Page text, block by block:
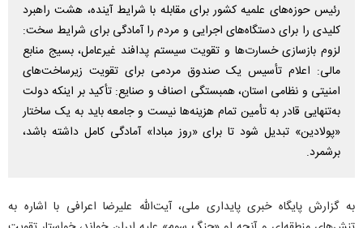
رئیس حوزه‌های علمیه کشور برای مقابله با شرایط آینده، هشت راهبرد
کلیدی را برای دستگاه‌های اجرایی و مردم را آمادگی برای شرایط سخت:
لزوم بازسازی خسارت‌ها و تقویت سیستم پدافند غیرعامل، بسیج منابع
مالی: اعلام تأسیس یک صندوق مردمی برای تقویت زیرساخت‌های
امنیتی و نظامی استان، همبستگی اصناف و صنایع: تأکید بر اینکه دولت
به‌تنهایی قادر به تأمین تمام هزینه‌ها نیست و جامعه باید به یک ساختار
«پولادین» تبدیل شود تا برای «روز مبادا» آمادگی کامل داشته باشد،
برشمرد.
به گزارش پایگاه خبری پایداری ملی، آیت‌الله علیرضا اعرافی با اشاره به